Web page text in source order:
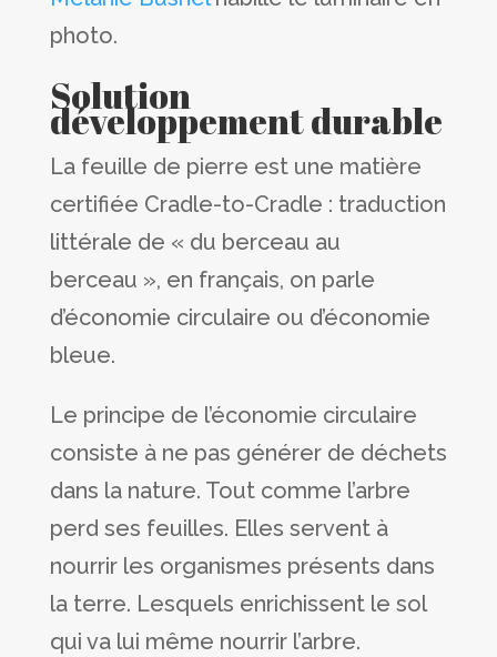
photo.
Solution
développement durable
La feuille de pierre est une matière
certifiée Cradle-to-Cradle : traduction
littérale de « du berceau au
berceau », en français, on parle
d’économie circulaire ou d’économie
bleue.
Le principe de l’économie circulaire
consiste à ne pas générer de déchets
dans la nature. Tout comme l’arbre
perd ses feuilles. Elles servent à
nourrir les organismes présents dans
la terre. Lesquels enrichissent le sol
qui va lui même nourrir l’arbre.